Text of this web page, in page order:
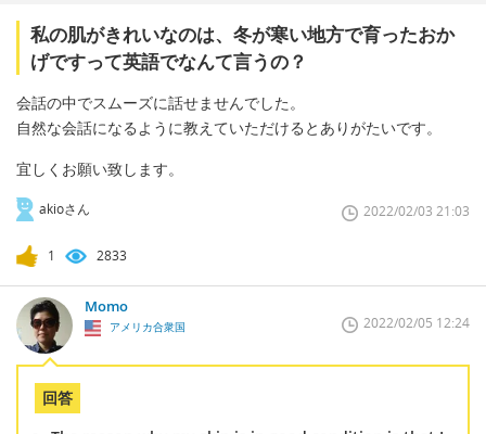
私の肌がきれいなのは、冬が寒い地方で育ったおか
げですって英語でなんて言うの？
会話の中でスムーズに話せませんでした。
自然な会話になるように教えていただけるとありがたいです。
宜しくお願い致します。
akioさん 2022/02/03 21:03
1 2833
Momo
アメリカ合衆国 2022/02/05 12:24
回答